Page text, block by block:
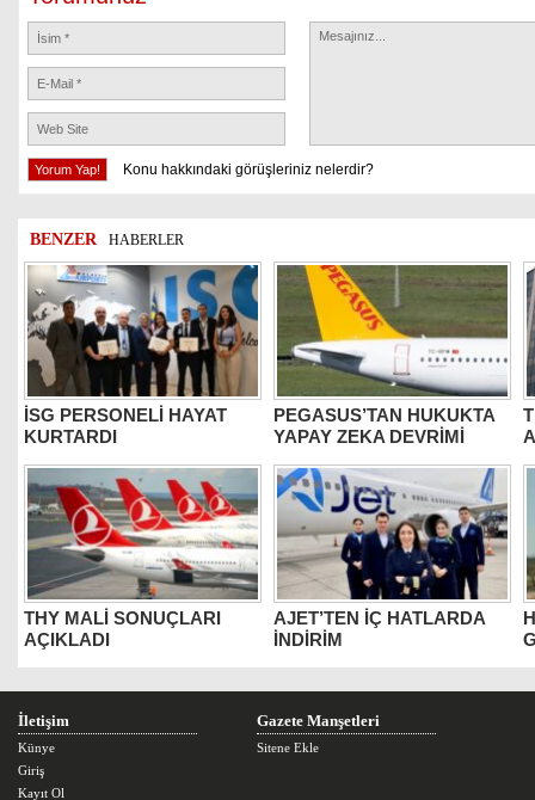
Konu hakkındaki görüşleriniz nelerdir?
BENZER HABERLER
İSG PERSONELİ HAYAT
KURTARDI
PEGASUS’TAN HUKUKTA
YAPAY ZEKA DEVRİMİ
THY MALİ SONUÇLARI
AÇIKLADI
AJET’TEN İÇ HATLARDA
İNDİRİM
İletişim
Künye
Giriş
Kayıt Ol
Gazete Manşetleri
Sitene Ekle